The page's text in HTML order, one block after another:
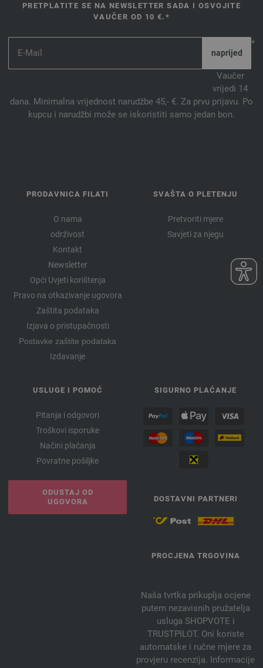
066-smaragd | EAN: 4033493169561
068-breskva | EAN: 4033493188142
069-jorgovan | EAN: 4033493188159
070-svjetloplav | EAN: 4033493188166
073-tamno petrol | EAN: 4033493188197
074-marelica | EAN: 4033493188203
079-žuta zelena | EAN: 4033493211604
080-fuksija | EAN: 4033493211611
081-kaki | EAN: 4033493211628
082-pijesak žuto | EAN: 4033493211635
083-tirkiz plavo | EAN: 4033493211642
084-Stara ružičasta | EAN: 4033493227209
085-narančasta | EAN: 4033493227216
086-zlatno žuta | EAN: 4033493227223
087-maslinovo | EAN: 4033493227230
088-svjetlo Bjelokosti | EAN: 4033493227247
089-blijedo ljubičasta | EAN: 4033493227254
091-svijetlo tirkizno | EAN: 4033493250610
093-antik crvena | EAN: 4033493250634
094-bundeva | EAN: 4033493250641
095-pastelne Orange | EAN: 4033493250658
096-deva | EAN: 4033493250665
098-azaleja | EAN: 4033493271073
099-vatra crvena | EAN: 4033493271080
PRETPLATITE SE NA NEWSLETTER SADA I OSVOJITE
VAUČER OD 10 €.*
*
Vaučer
vrijedi 14
dana. Minimalna vrijednost narudžbe 45,- €. Za prvu prijavu. Po
kupcu i narudžbi može se iskoristiti samo jedan bon.
PRODAVNICA FILATI
O nama
održivost
Kontakt
Newsletter
Opći Uvjeti korištenja
Pravo na otkazivanje ugovora
Zaštita podataka
Izjava o pristupačnosti
Postavke zaštite podataka
Izdavanje
SVAŠTA O PLETENJU
Pretvoriti mjere
Savjeti za njegu
USLUGE I POMOĆ
Pitanja i odgovori
Troškovi isporuke
Načini plaćanja
Povratne pošiljke
ODUSTAJ OD
UGOVORA
SIGURNO PLAĆANJE
DOSTAVNI PARTNERI
PROCJENA TRGOVINA
Naša tvrtka prikuplja ocjene
putem nezavisnih pružatelja
usluga SHOPVOTE i
TRUSTPILOT. Oni koriste
automatske i ručne mjere za
provjeru recenzija. Informacije